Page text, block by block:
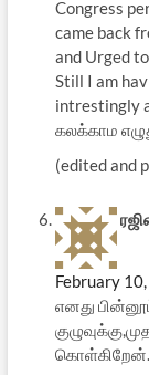
Congress
came back
and Urged
Still I am
intrestingly
கலக்காம
(edited and
February
எனது
கொள்கிறேன்.